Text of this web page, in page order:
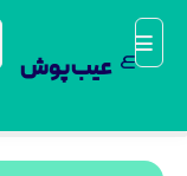
عیب پوش